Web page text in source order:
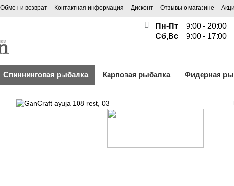
Обмен и возврат Контактная информация Дисконт Отзывы о магазине
Пн-Пт
9:00 - 20:00
Сб,Вс
9:00 - 17:00
Спиннинговая рыбалка Карповая рыбалка Фидерная